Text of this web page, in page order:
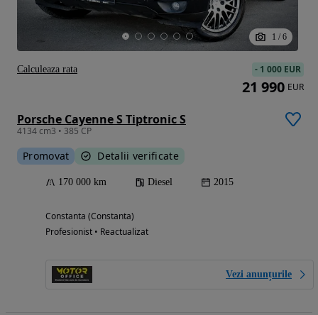
1 / 6
Porsche Cayenne S Tiptronic S
4134 cm3 • 385 CP
Promovat Detalii verificate
170 000 km Diesel 2015
Constanta (Constanta)
Profesionist • Reactualizat
Vezi anunțurile
- 1 000 EUR
21 990 EUR
Calculeaza rata